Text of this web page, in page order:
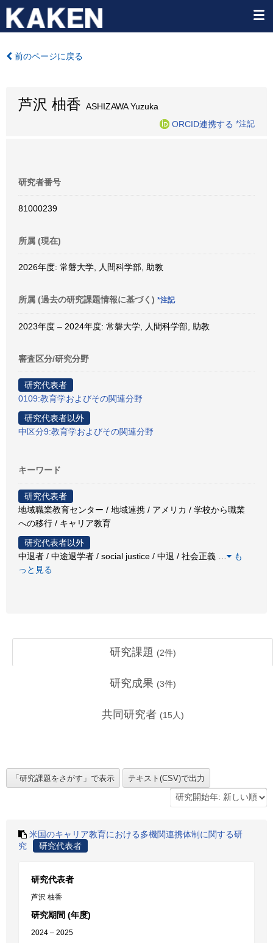
前のページに戻る
芦沢 柚香 ASHIZAWA Yuzuka
ORCID連携する *注記
研究者番号
81000239
所属 (現在)
2026年度: 常磐大学, 人間科学部, 助教
所属 (過去の研究課題情報に基づく) *注記
2023年度 – 2024年度: 常磐大学, 人間科学部, 助教
審査区分/研究分野
研究代表者
0109:教育学およびその関連分野
研究代表者以外
中区分9:教育学およびその関連分野
キーワード
研究代表者
地域職業教育センター / 地域連携 / アメリカ / 学校から職業
への移行 / キャリア教育
研究代表者以外
中退者 / 中途退学者 / social justice / 中退 / 社会正義
も
っと見る
研究課題 (2件)
研究成果 (3件)
共同研究者 (15 人)
米国のキャリア教育における多機関連携体制に関する研
究
研究代表者
研究代表者
芦沢 柚香
研究期間 (年度)
2024 – 2025